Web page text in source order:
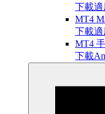
下載適
MT4
下載
MT4
下載